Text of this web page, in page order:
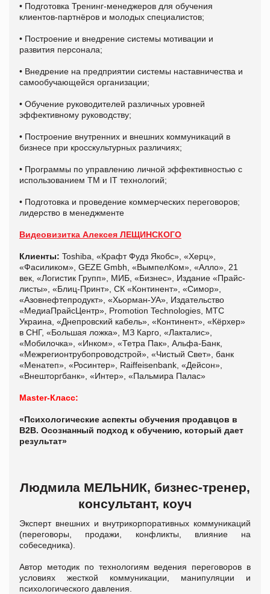
• Подготовка Тренинг-менеджеров для обучения
клиентов-партнёров и молодых специалистов;
• Построение и внедрение системы мотивации и
развития персонала;
• Внедрение на предприятии системы наставничества и
самообучающейся организации;
• Обучение руководителей различных уровней
эффективному руководству;
• Построение внутренних и внешних коммуникаций в
бизнесе при кросскультурных различиях;
• Программы по управлению личной эффективностью с
использованием ТМ и IT технологий;
• Подготовка и проведение коммерческих переговоров;
лидерство в менеджменте
Видеовизитка Алексея ЛЕЩИНСКОГО
Клиенты: Toshiba, «Крафт Фудз Якобс», «Херц»,
«Фасиликом», GEZE Gmbh, «ВымпелКом», «Алло», 21
век, «Логистик Групп», МИБ, «Бизнес», Издание «Прайс-
листы», «Блиц-Принт», СК «Континент», «Симор»,
«Азовнефтепродукт», «Хьорман-УА», Издательство
«МедиаПрайсЦентр», Promotion Technologies, МТС
Украина, «Днепровский кабель», «Континент», «Кёрхер»
в СНГ, «Большая ложка», МЗ Карго, «Лакталис»,
«Мобилочка», «Инком», «Тетра Пак», Альфа-Банк,
«Межрегионтрубопроводстрой», «Чистый Свет», банк
«Менатеп», «Росинтер», Raiffeisenbank, «Дейсон»,
«Внешторгбанк», «Интер», «Пальмира Палас»
Master-Класс:
«Психологические аспекты обучения продавцов в
В2В. Осознанный подход к обучению, который дает
результат»
Людмила МЕЛЬНИК, бизнес-тренер,
консультант, коуч
Эксперт внешних и внутрикорпоративных коммуникаций
(переговоры, продажи, конфликты, влияние на
собеседника).
Автор методик по технологиям ведения переговоров в
условиях жесткой коммуникации, манипуляции и
психологического давления.